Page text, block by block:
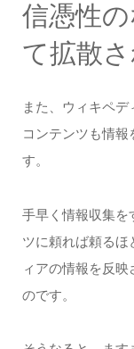
信憑性
て拡散
また、ウィキペ
コンテンツも情報
す。
手早く情報収集を
ツに頼れば頼る
ィアの情報を反
のです。